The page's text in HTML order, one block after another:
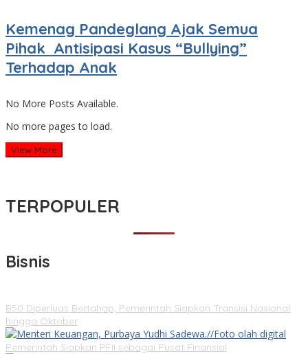
Kemenag Pandeglang Ajak Semua
Pihak Antisipasi Kasus “Bullying”
Terhadap Anak
No More Posts Available.
No more pages to load.
View More
TERPOPULER
Bisnis
B50 Diperluas Bertahap, Pemerintah Siapkan Transisi Nasional
hingga Oktober
Pemerintah Siapkan PFII sebagai Pusat Finansial